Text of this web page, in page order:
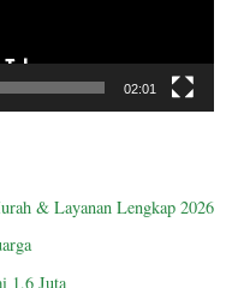
02:01
& Layanan Lengkap 2026
1,6 Juta